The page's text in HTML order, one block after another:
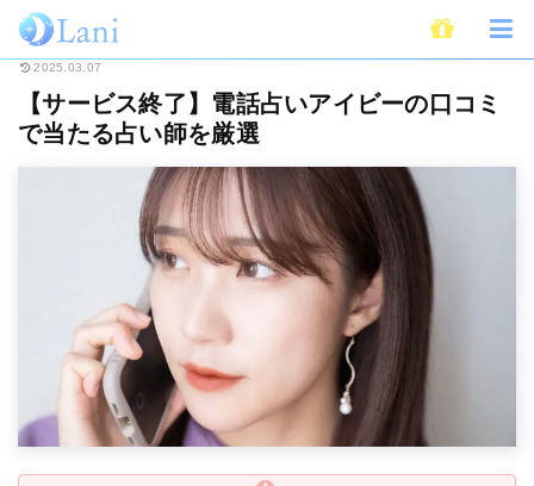
ホーム 電話占い 【サービス終了】電話占いアイビーの口コミで当たる占
2025.03.07
【サービス終了】電話占いアイビーの口コミ
で当たる占い師を厳選